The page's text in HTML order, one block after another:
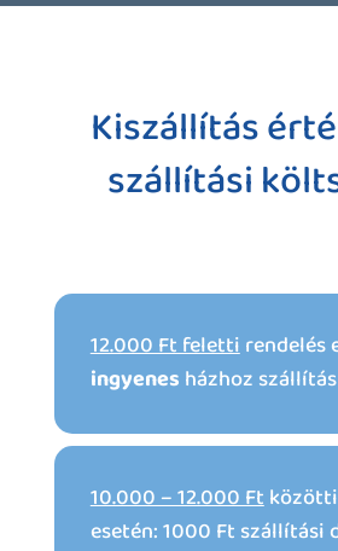
Kiszállítás
szállítási
12.000 Ft felettirendelés
ingyenes házhoz szállítás
10.000 – 12.000 Ftközötti
esetén: 1000 Ft szállítási